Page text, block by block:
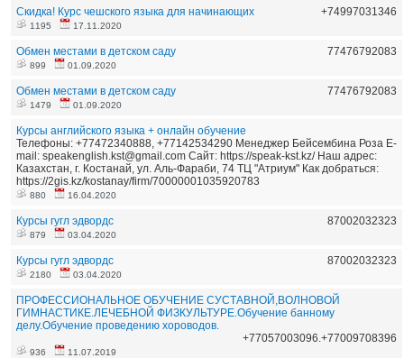
Скидка! Курс чешского языка для начинающих +74997031346
1195 17.11.2020
Обмен местами в детском саду 77476792083
899 01.09.2020
Обмен местами в детском саду 77476792083
1479 01.09.2020
Курсы английского языка + онлайн обучение
Телефоны: +77472340888, +77142534290 Менеджер Бейсембина Роза E-
mail: speakenglish.kst@gmail.com Сайт: https://speak-kst.kz/ Наш адрес:
Казахстан, г. Костанай, ул. Аль-Фараби, 74 ТЦ "Атриум" Как добраться:
https://2gis.kz/kostanay/firm/70000001035920783
880 16.04.2020
Курсы гугл эдвордс 87002032323
879 03.04.2020
Курсы гугл эдвордс 87002032323
2180 03.04.2020
ПРОФЕССИОНАЛЬНОЕ ОБУЧЕНИЕ СУСТАВНОЙ,ВОЛНОВОЙ
ГИМНАСТИКЕ.ЛЕЧЕБНОЙ ФИЗКУЛЬТУРЕ.Обучение банному
делу.Обучение проведению хороводов.
+77057003096.+77009708396
936 11.07.2019